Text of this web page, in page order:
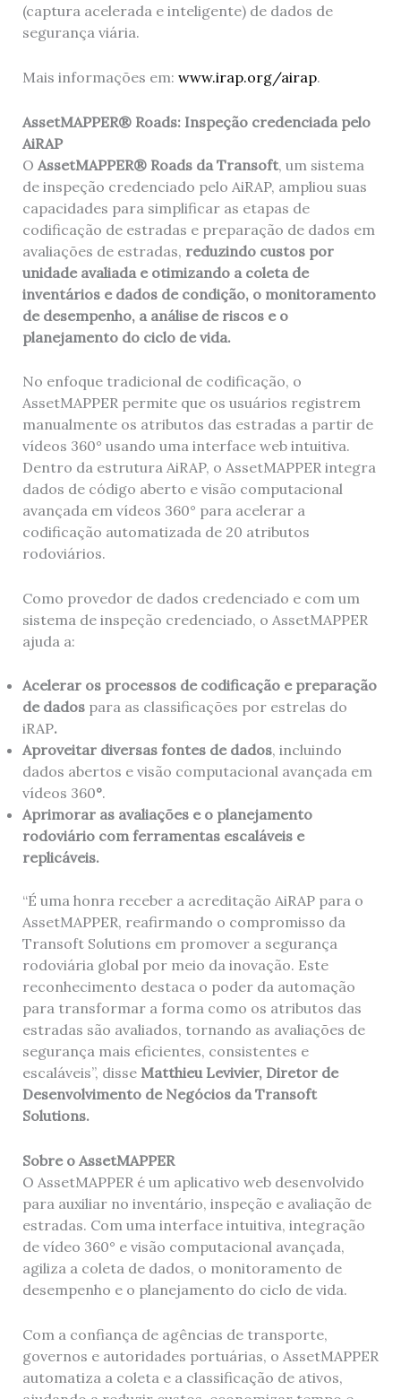
(captura acelerada e inteligente) de dados de
segurança viária.
Mais informações em: www.irap.org/airap.
AssetMAPPER® Roads: Inspeção credenciada pelo
AiRAP
O AssetMAPPER® Roads da Transoft, um sistema
de inspeção credenciado pelo AiRAP, ampliou suas
capacidades para simplificar as etapas de
codificação de estradas e preparação de dados em
avaliações de estradas, reduzindo custos por
unidade avaliada e otimizando a coleta de
inventários e dados de condição, o monitoramento
de desempenho, a análise de riscos e o
planejamento do ciclo de vida.
No enfoque tradicional de codificação, o
AssetMAPPER permite que os usuários registrem
manualmente os atributos das estradas a partir de
vídeos 360° usando uma interface web intuitiva.
Dentro da estrutura AiRAP, o AssetMAPPER integra
dados de código aberto e visão computacional
avançada em vídeos 360° para acelerar a
codificação automatizada de 20 atributos
rodoviários.
Como provedor de dados credenciado e com um
sistema de inspeção credenciado, o AssetMAPPER
ajuda a:
Acelerar os processos de codificação e preparação
de dados para as classificações por estrelas do
iRAP.
Aproveitar diversas fontes de dados, incluindo
dados abertos e visão computacional avançada em
vídeos 360°.
Aprimorar as avaliações e o planejamento
rodoviário com ferramentas escaláveis ​​e
replicáveis.
“É uma honra receber a acreditação AiRAP para o
AssetMAPPER, reafirmando o compromisso da
Transoft Solutions em promover a segurança
rodoviária global por meio da inovação. Este
reconhecimento destaca o poder da automação
para transformar a forma como os atributos das
estradas são avaliados, tornando as avaliações de
segurança mais eficientes, consistentes e
escaláveis”, disse Matthieu Levivier, Diretor de
Desenvolvimento de Negócios da Transoft
Solutions.
Sobre o AssetMAPPER
O AssetMAPPER é um aplicativo web desenvolvido
para auxiliar no inventário, inspeção e avaliação de
estradas. Com uma interface intuitiva, integração
de vídeo 360° e visão computacional avançada,
agiliza a coleta de dados, o monitoramento de
desempenho e o planejamento do ciclo de vida.
Com a confiança de agências de transporte,
governos e autoridades portuárias, o AssetMAPPER
automatiza a coleta e a classificação de ativos,